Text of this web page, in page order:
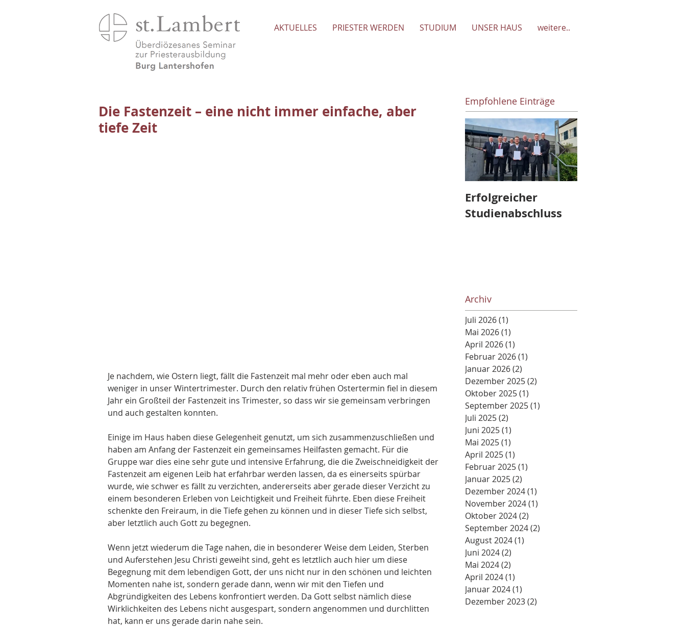
AKTUELLES PRIESTER WERDEN STUDIUM UNSER HAUS weitere..
Die Fastenzeit – eine nicht immer einfache, aber
tiefe Zeit
Je nachdem, wie Ostern liegt, fällt die Fastenzeit mal mehr oder eben auch mal
weniger in unser Wintertrimester. Durch den relativ frühen Ostertermin fiel in diesem
Jahr ein Großteil der Fastenzeit ins Trimester, so dass wir sie gemeinsam verbringen
und auch gestalten konnten.
Einige im Haus haben diese Gelegenheit genutzt, um sich zusammenzuschließen und
haben am Anfang der Fastenzeit ein gemeinsames Heilfasten gemacht. Für die
Gruppe war dies eine sehr gute und intensive Erfahrung, die die Zweischneidigkeit der
Fastenzeit am eigenen Leib hat erfahrbar werden lassen, da es einerseits spürbar
wurde, wie schwer es fällt zu verzichten, andererseits aber gerade dieser Verzicht zu
einem besonderen Erleben von Leichtigkeit und Freiheit führte. Eben diese Freiheit
schenkte den Freiraum, in die Tiefe gehen zu können und in dieser Tiefe sich selbst,
aber letztlich auch Gott zu begegnen.
Wenn jetzt wiederum die Tage nahen, die in besonderer Weise dem Leiden, Sterben
und Auferstehen Jesu Christi geweiht sind, geht es letztlich auch hier um diese
Begegnung mit dem lebendigen Gott, der uns nicht nur in den schönen und leichten
Momenten nahe ist, sondern gerade dann, wenn wir mit den Tiefen und
Abgründigkeiten des Lebens konfrontiert werden. Da Gott selbst nämlich diese
Wirklichkeiten des Lebens nicht ausgespart, sondern angenommen und durchlitten
hat, kann er uns gerade darin nahe sein.
Empfohlene Einträge
Erfolgreicher
Studienabschluss
Archiv
Juli 2026(1)
Mai 2026(1)
April 2026(1)
Februar 2026(1)
Januar 2026(2)
Dezember 2025(2)
Oktober 2025(1)
September 2025(1)
Juli 2025(2)
Juni 2025(1)
Mai 2025(1)
April 2025(1)
Februar 2025(1)
Januar 2025(2)
Dezember 2024(1)
November 2024(1)
Oktober 2024(2)
September 2024(2)
August 2024(1)
Juni 2024(2)
Mai 2024(2)
April 2024(1)
Januar 2024(1)
Dezember 2023(2)